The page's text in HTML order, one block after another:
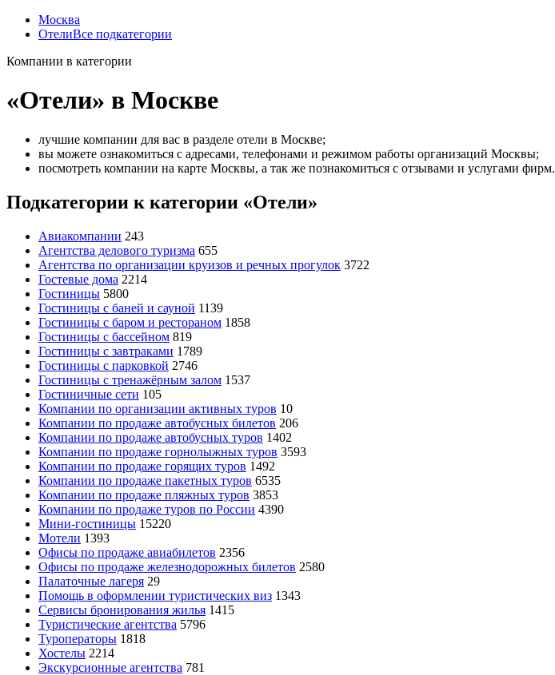
Москва
ОтелиВсе подкатегории
Компании в категории
«Отели» в Москве
лучшие компании для вас в разделе отели в Москве;
вы можете ознакомиться с адресами, телефонами и режимом работы организаций Москвы;
посмотреть компании на карте Москвы, а так же познакомиться с отзывами и услугами фирм.
Подкатегории к категории «Отели»
Авиакомпании 243
Агентства делового туризма 655
Агентства по организации круизов и речных прогулок 3722
Гостевые дома 2214
Гостиницы 5800
Гостиницы с баней и сауной 1139
Гостиницы с баром и рестораном 1858
Гостиницы с бассейном 819
Гостиницы с завтраками 1789
Гостиницы с парковкой 2746
Гостиницы с тренажёрным залом 1537
Гостиничные сети 105
Компании по организации активных туров 10
Компании по продаже автобусных билетов 206
Компании по продаже автобусных туров 1402
Компании по продаже горнолыжных туров 3593
Компании по продаже горящих туров 1492
Компании по продаже пакетных туров 6535
Компании по продаже пляжных туров 3853
Компании по продаже туров по России 4390
Мини-гостиницы 15220
Мотели 1393
Офисы по продаже авиабилетов 2356
Офисы по продаже железнодорожных билетов 2580
Палаточные лагеря 29
Помощь в оформлении туристических виз 1343
Сервисы бронирования жилья 1415
Туристические агентства 5796
Туроператоры 1818
Хостелы 2214
Экскурсионные агентства 781